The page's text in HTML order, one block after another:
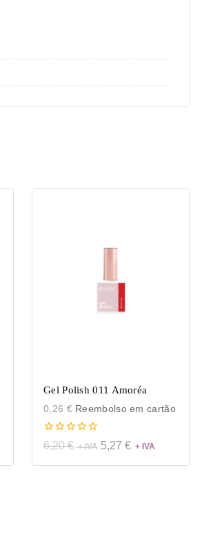
Gel Polish 011 Amoréa
0,26 €Reembolso em cartão
0
de
5
6,20€ 5,27 €